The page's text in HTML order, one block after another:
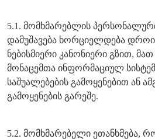
5.1. მომხმარებლის
დამუშავება ხორციელდება
ნებისმიერი კანონიერი გზით,
მონაცემთა ინფორმაციულ
საშუალებების გამოყენებით ან
გამოყენების გარეშე.
5.2. მომხმარებელი ეთანხმება,